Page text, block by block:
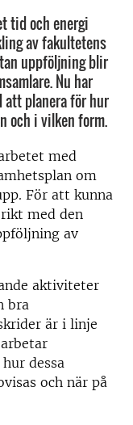
tid och energi
av fakultetens
uppföljning blir
Nu har
att planera för hur
och i vilken form.
med
om
För att kunna
med den
av
aktiviteter
bra
är i linje
dessa
och när på